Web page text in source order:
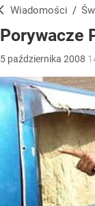
Wiadomości /
Porywacze
5 października 2008